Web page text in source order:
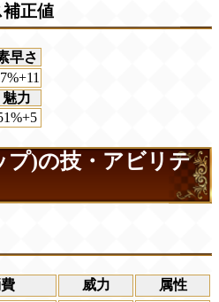
正値
早さ
魅力
プ)の技・アビリテ
威力 属性